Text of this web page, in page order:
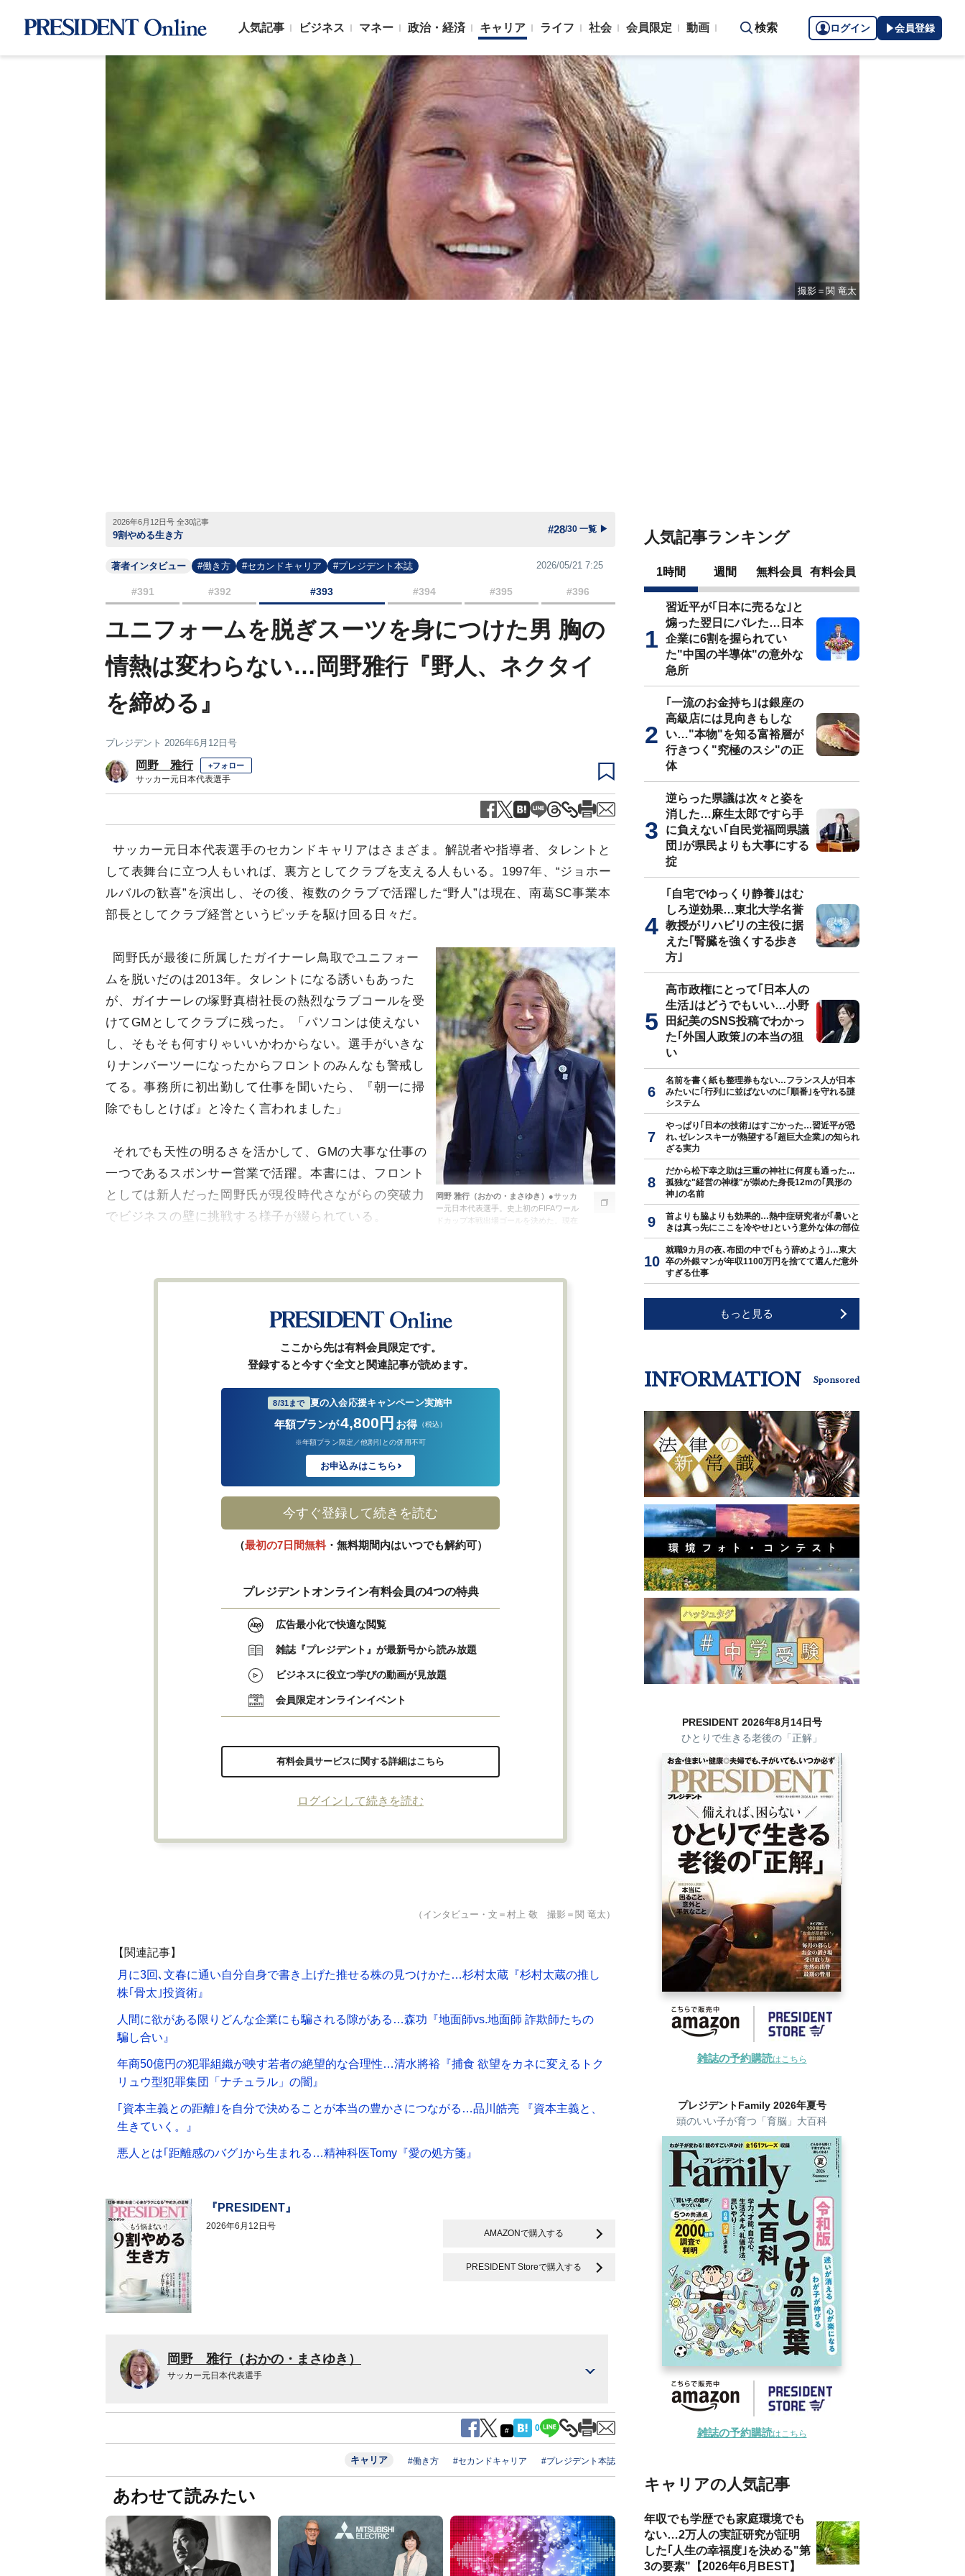
人気記事 ビジネス マネー 政治・経済 キャリア ライフ 社会 会員限定 動画 検索 ログイン 会員登録
撮影＝関 竜太
2026年6月12日号 全30記事
9割やめる生き方 #28/30 一覧 ▶
著者インタビュー #働き方 #セカンドキャリア #プレジデント本誌 2026/05/21 7:25
#391 #392 #393 #394 #395 #396
ユニフォームを脱ぎスーツを身につけた男 胸の
情熱は変わらない…岡野雅行『野人、ネクタイ
を締める』
プレジデント 2026年6月12日号
岡野 雅行 +フォロー
サッカー元日本代表選手
サッカー元日本代表選手のセカンドキャリアはさまざま。解説者や指導者、タレントと
して表舞台に立つ人もいれば、裏方としてクラブを支える人もいる。1997年、“ジョホー
ルバルの歓喜”を演出し、その後、複数のクラブで活躍した“野人”は現在、南葛SC事業本
部長としてクラブ経営というピッチを駆け回る日々だ。
岡野 雅行（おかの・まさゆき） ●サッカ
ー元日本代表選手。史上初のFIFAワール
ドカップ本戦出場ゴールを決めた。現在
全ての画像を見る（2枚）
岡野氏が最後に所属したガイナーレ鳥取でユニフォー
ムを脱いだのは2013年。タレントになる誘いもあった
が、ガイナーレの塚野真樹社長の熱烈なラブコールを受
けてGMとしてクラブに残った。「パソコンは使えない
し、そもそも何すりゃいいかわからない。選手がいきな
りナンバーツーになったからフロントのみんなも警戒し
てる。事務所に初出勤して仕事を聞いたら、『朝一に掃
除でもしとけば』と冷たく言われました」
それでも天性の明るさを活かして、GMの大事な仕事の
一つであるスポンサー営業で活躍。本書には、フロント
としては新人だった岡野氏が現役時代さながらの突破力
でビジネスの壁に挑戦する様子が綴られている。
ここから先は有料会員限定です。
登録すると今すぐ全文と関連記事が読めます。
8/31まで 夏の入会応援キャンペーン実施中
年額プランが4,800円 お得 （税込）
※年額プラン限定／他割引との併用不可
お申込みはこちら
今すぐ登録して続きを読む
（最初の7日間無料・無料期間内はいつでも解約可）
プレジデントオンライン有料会員の4つの特典
広告最小化で快適な閲覧
雑誌『プレジデント』が最新号から読み放題
ビジネスに役立つ学びの動画が見放題
会員限定オンラインイベント
有料会員サービスに関する詳細はこちら
ログインして続きを読む
（インタビュー・文＝村上 敬 撮影＝関 竜太）
【関連記事】
月に3回､文春に通い自分自身で書き上げた推せる株の見つけかた…杉村太蔵『杉村太蔵の推し
株｢骨太｣投資術』
人間に欲がある限りどんな企業にも騙される隙がある…森功『地面師vs.地面師 詐欺師たちの
騙し合い』
年商50億円の犯罪組織が映す若者の絶望的な合理性…清水將裕『捕食 欲望をカネに変えるトク
リュウ型犯罪集団「ナチュラル」の闇』
｢資本主義との距離｣を自分で決めることが本当の豊かさにつながる…品川皓亮 『資本主義と、
生きていく。』
悪人とは｢距離感のバグ｣から生まれる…精神科医Tomy『愛の処方箋』
『PRESIDENT』
2026年6月12日号
AMAZONで購入する
PRESIDENT Storeで購入する
岡野 雅行（おかの・まさゆき）
サッカー元日本代表選手
# 0
キャリア #働き方 #セカンドキャリア #プレジデント本誌
あわせて読みたい
人気記事ランキング
1時間 週間 無料会員 有料会員
習近平が｢日本に売るな｣と
煽った翌日にバレた…日本
企業に6割を握られてい
た"中国の半導体"の意外な
急所
｢一流のお金持ち｣は銀座の
高級店には見向きもしな
い…"本物"を知る富裕層が
行きつく"究極のスシ"の正
体
逆らった県議は次々と姿を
消した…麻生太郎ですら手
に負えない｢自民党福岡県議
団｣が県民よりも大事にする
掟
｢自宅でゆっくり静養｣はむ
しろ逆効果…東北大学名誉
教授がリハビリの主役に据
えた｢腎臓を強くする歩き
方｣
高市政権にとって｢日本人の
生活｣はどうでもいい…小野
田紀美のSNS投稿でわかっ
た｢外国人政策｣の本当の狙
い
名前を書く紙も整理券もない…フランス人が日本
みたいに｢行列｣に並ばないのに｢順番｣を守れる謎
システム
やっぱり｢日本の技術｣はすごかった…習近平が恐
れ､ゼレンスキーが熱望する｢超巨大企業｣の知られ
ざる実力
だから松下幸之助は三重の神社に何度も通った…
孤独な"経営の神様"が崇めた身長12mの｢異形の
神｣の名前
首よりも脇よりも効果的…熱中症研究者が｢暑いと
きは真っ先にここを冷やせ｣という意外な体の部位
就職9カ月の夜､布団の中で｢もう辞めよう｣…東大
卒の外銀マンが年収1100万円を捨てて選んだ意外
すぎる仕事
もっと見る
INFORMATION Sponsored
PRESIDENT 2026年8月14日号
ひとりで生きる老後の「正解」
雑誌の予約購読はこちら
プレジデントFamily 2026年夏号
頭のいい子が育つ「育脳」大百科
雑誌の予約購読はこちら
キャリアの人気記事
年収でも学歴でも家庭環境でも
ない…2万人の実証研究が証明
した｢人生の幸福度｣を決める"第
3の要素"【2026年6月BEST】